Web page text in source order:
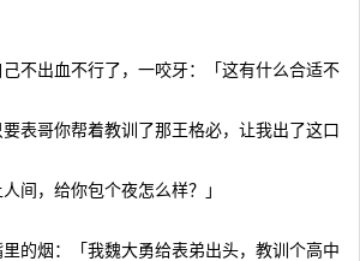
出血不行了，一咬牙：「这有什么合适不
表哥你帮着教训了那王格必，让我出了这口
间，给你包个夜怎么样？」
烟：「我魏大勇给表弟出头，教训个高中